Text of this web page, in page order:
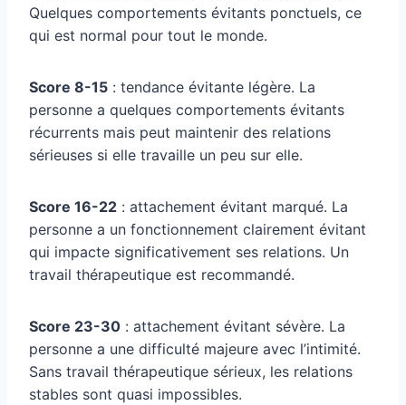
Quelques comportements évitants ponctuels, ce
qui est normal pour tout le monde.
Score 8-15 : tendance évitante légère. La
personne a quelques comportements évitants
récurrents mais peut maintenir des relations
sérieuses si elle travaille un peu sur elle.
Score 16-22 : attachement évitant marqué. La
personne a un fonctionnement clairement évitant
qui impacte significativement ses relations. Un
travail thérapeutique est recommandé.
Score 23-30 : attachement évitant sévère. La
personne a une difficulté majeure avec l’intimité.
Sans travail thérapeutique sérieux, les relations
stables sont quasi impossibles.